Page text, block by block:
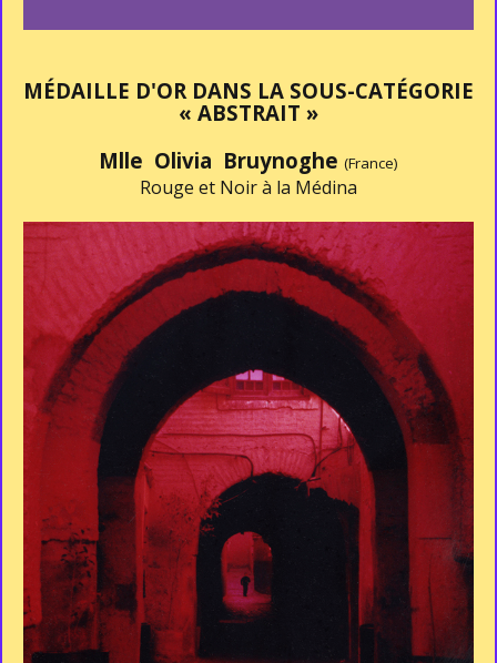
MÉDAILLE D'OR DANS LA SOUS-CATÉGORIE
« ABSTRAIT »
Mlle Olivia Bruynoghe (France)
Rouge et Noir à la Médina